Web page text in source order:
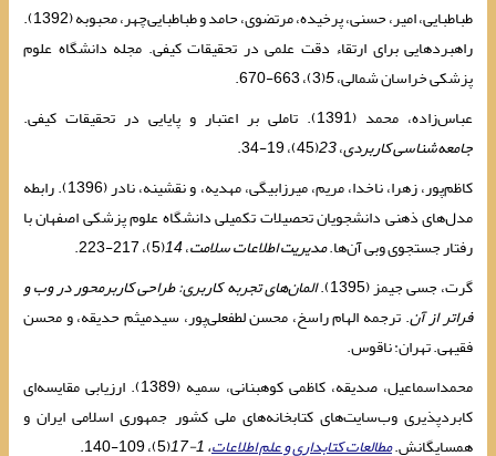
طباطبایی، امیر، حسنی، پرخیده، مرتضوی، حامد و طباطبایی‌چهر، محبوبه (1392).
راهبردهایی برای ارتقاء دقت علمی در تحقیقات کیفی. مجله دانشگاه علوم
پزشکی خراسان شمالی،5(3)، 663-670.
عباس‌زاده، محمد (1391). تاملی بر اعتبار و پایایی در تحقیقات کیفی.
جامعه‌شناسی کاربردی،23(45)، 19-34.
کاظم‌پور، زهرا، ناخدا، مریم، میرزابیگی، مهدیه، و نقشینه، نادر (1396). رابطه
مدل‌های ذهنی دانشجویان تحصیلات تکمیلی دانشگاه علوم پزشکی اصفهان با
رفتار جستجوی وبی آن‌ها.مدیریت اطلاعات سلامت،14(5)، 217-223.‎
گرت، جسی جیمز (1395).
المان‌های تجربه کاربری: طراحی کاربرمحور در وب و
فراتر از آن. ترجمه الهام راسخ، محسن لطفعلی‌پور، سیدمیثم حدیقه، و محسن
فقیهی. تهران: ناقوس.
محمداسماعیل، صدیقه، کاظمی کوهبنانی، سمیه (1389). ارزیابی مقایسه‌ای
کابردپذیری وب‌سایت‌های کتابخانه‌های ملی کشور جمهوری اسلامی ایران و
همسایگانش.‎مطالعات کتابداری و علم اطلاعات، 1-17 (5)، 109-140.